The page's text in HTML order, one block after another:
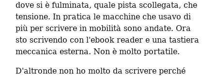
dove si è fulminata, quale pista scollegata, che
tensione. In pratica le macchine che usavo di
più per scrivere in mobilità sono andate. Ora
sto scrivendo con l'ebook reader e una tastiera
meccanica esterna. Non è molto portatile.
D'altronde non ho molto da scrivere perché